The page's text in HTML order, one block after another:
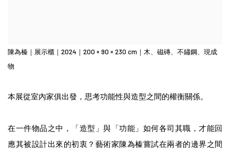
陳為榛｜展示櫃｜2024｜200 × 90 × 230 cm｜木、磁磚、不鏽鋼、現成
物
本展從室內家俱出發，思考功能性與造型之間的權衡關係。
在一件物品之中，「造型」與「功能」如何各司其職，才能回
應其被設計出來的初衷？藝術家陳為榛嘗試在兩者的邊界之間